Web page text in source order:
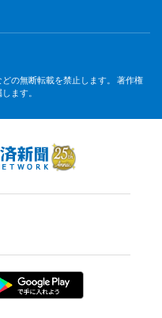
の無断転載を禁止します。 著作権
ます。